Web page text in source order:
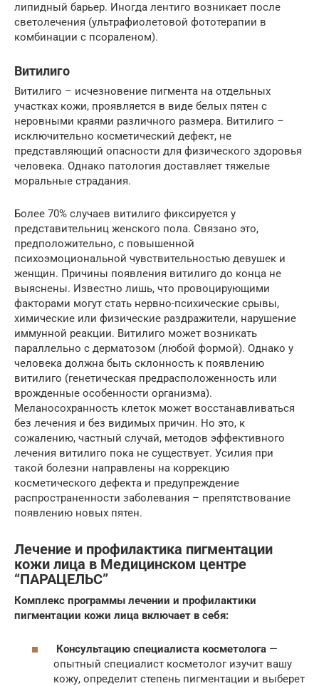
липидный барьер. Иногда лентиго возникает после
светолечения (ультрафиолетовой фототерапии в
комбинации с псораленом).
Витилиго
Витилиго – исчезновение пигмента на отдельных
участках кожи, проявляется в виде белых пятен с
неровными краями различного размера. Витилиго –
исключительно косметический дефект, не
представляющий опасности для физического здоровья
человека. Однако патология доставляет тяжелые
моральные страдания.
Более 70% случаев витилиго фиксируется у
представительниц женского пола. Связано это,
предположительно, с повышенной
психоэмоциональной чувствительностью девушек и
женщин. Причины появления витилиго до конца не
выяснены. Известно лишь, что провоцирующими
факторами могут стать нервно-психические срывы,
химические или физические раздражители, нарушение
иммунной реакции. Витилиго может возникать
параллельно с дерматозом (любой формой). Однако у
человека должна быть склонность к появлению
витилиго (генетическая предрасположенность или
врожденные особенности организма).
Меланосохранность клеток может восстанавливаться
без лечения и без видимых причин. Но это, к
сожалению, частный случай, методов эффективного
лечения витилиго пока не существует. Усилия при
такой болезни направлены на коррекцию
косметического дефекта и предупреждение
распространенности заболевания – препятствование
появлению новых пятен.
Лечение и профилактика пигментации
кожи лица в Медицинском центре
“ПАРАЦЕЛЬС”
Комплекс программы лечении и профилактики
пигментации кожи лица включает в себя:
Консультацию специалиста косметолога —
опытный специалист косметолог изучит вашу
кожу, определит степень пигментации и выберет